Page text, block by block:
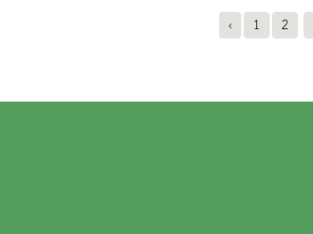
‹ 1 2